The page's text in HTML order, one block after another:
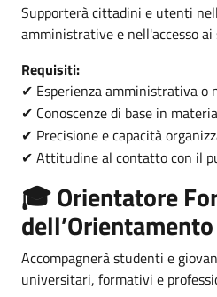
Supporterà cittadini e utenti
amministrative e nell'accesso
Requisiti:
✔ Esperienza amministrativa o
✔ Conoscenze di base in
✔ Precisione e capacità
✔ Attitudine al contatto con il
🎓 Orientatore
dell’Orientamento
Accompagnerà studenti e
universitari, formativi e